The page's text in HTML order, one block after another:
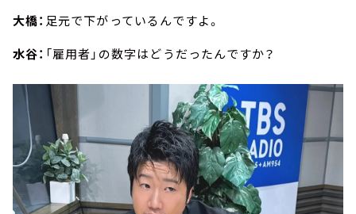
大橋： 足元で下がっているんですよ。
水谷： 「雇用者」の数字はどうだったんですか？